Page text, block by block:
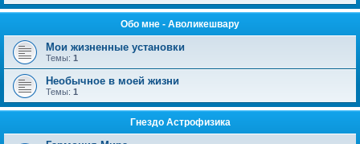
Обо мне - Аволикешвару
Мои жизненные установки
Темы: 1
Необычное в моей жизни
Темы: 1
Гнездо Астрофизика